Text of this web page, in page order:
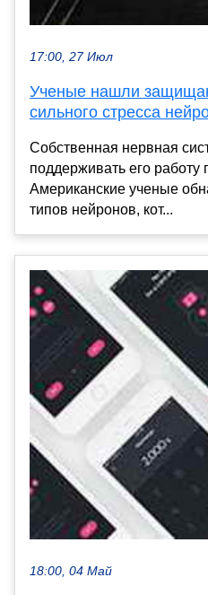
17:00, 27 Июл
Ученые нашли
сильного стресса
Собственная нервная
поддерживать его работу
Американские ученые
типов нейронов, кот...
18:00, 04 Май